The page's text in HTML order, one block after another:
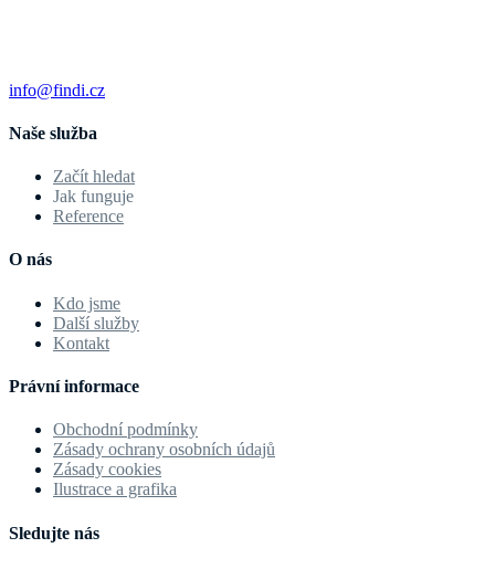
info@findi.cz
Naše služba
Začít hledat
Jak funguje
Reference
O nás
Kdo jsme
Další služby
Kontakt
Právní informace
Obchodní podmínky
Zásady ochrany osobních údajů
Zásady cookies
Ilustrace a grafika
Sledujte nás